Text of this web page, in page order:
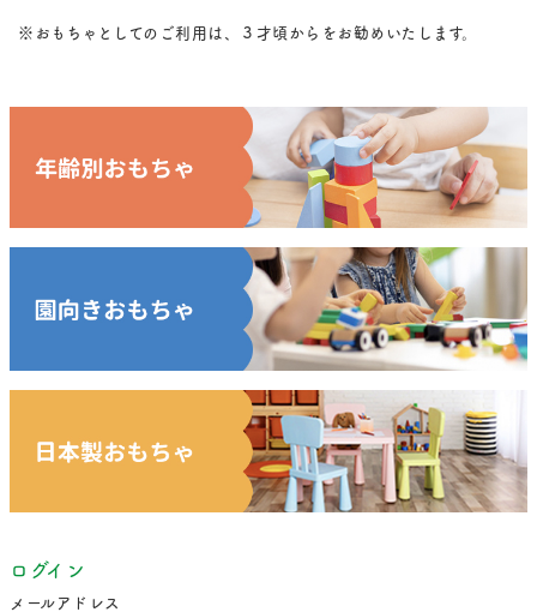
※おもちゃとしてのご利用は、３才頃からをお勧めいたします。
ログイン
メールアドレス